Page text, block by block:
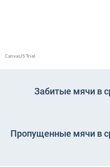
Забитые мячи в
Пропущенные мячи в